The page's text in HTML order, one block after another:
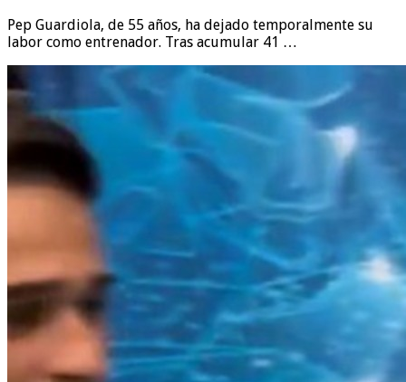
Pep Guardiola, de 55 años, ha dejado temporalmente su
labor como entrenador. Tras acumular 41 …